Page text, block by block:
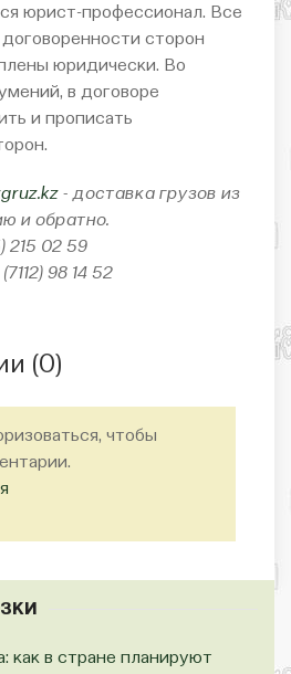
юрист-профессионал. Все
сторон
юридически. Во
в договоре
и прописать
- доставка грузов из
и обратно.
215 02 59
98 14 52
(0)
чтобы
как в стране планируют